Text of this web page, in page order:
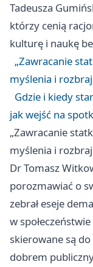
Tadeusza
którzy cenią
kulturę i naukę
„Zawracanie
myślenia i
Gdzie i kiedy
jak wejść na
„Zawracanie
myślenia i
Dr Tomasz
porozmawiać o
zebrał eseje
w
skierowane są
dobrem